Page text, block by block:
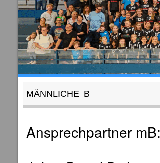
MÄNNLICHE B
Ansprechpartner mB: